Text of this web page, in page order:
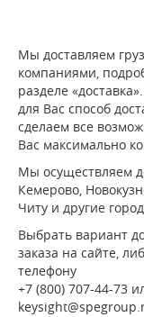
Мы доставляем
компаниями,
разделе
для Вас способ
сделаем все
Вас максимально
Мы осуществляем
Кемерово,
Читу и другие
Выбрать вариант
заказа на сайте,
телефону
+7 (800) 707-44-73